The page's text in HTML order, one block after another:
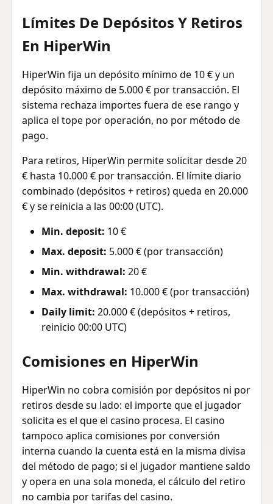
Límites De Depósitos Y Retiros
En HiperWin
HiperWin fija un depósito mínimo de 10 € y un
depósito máximo de 5.000 € por transacción. El
sistema rechaza importes fuera de ese rango y
aplica el tope por operación, no por método de
pago.
Para retiros, HiperWin permite solicitar desde 20
€ hasta 10.000 € por transacción. El límite diario
combinado (depósitos + retiros) queda en 20.000
€ y se reinicia a las 00:00 (UTC).
Min. deposit: 10 €
Max. deposit: 5.000 € (por transacción)
Min. withdrawal: 20 €
Max. withdrawal: 10.000 € (por transacción)
Daily limit: 20.000 € (depósitos + retiros,
reinicio 00:00 UTC)
Comisiones en HiperWin
HiperWin no cobra comisión por depósitos ni por
retiros desde su lado: el importe que el jugador
solicita es el que el casino procesa. El casino
tampoco aplica comisiones por conversión
interna cuando la cuenta está en la misma divisa
del método de pago; si el jugador mantiene saldo
y opera en una sola moneda, el cálculo del retiro
no cambia por tarifas del casino.